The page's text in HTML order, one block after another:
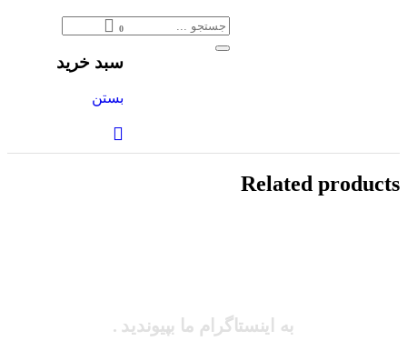
0
سبد خرید
بستن
Related products
به اینستاگرام ما بپیوندید .